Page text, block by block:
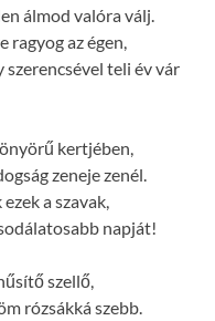
álmod valóra válj.
ragyog az égen,
teli év vár
kertjében,
zeneje zenél.
a szavak,
napját!
szellő,
rózsákká szebb.